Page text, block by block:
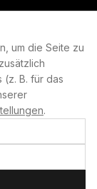
um die Seite zu
B. für das
.